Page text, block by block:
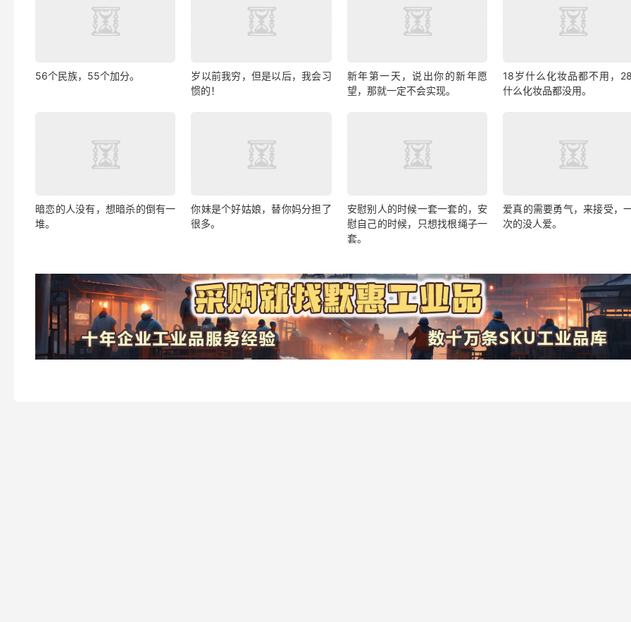
56个民族，55个加分。
岁以前我穷，但是以后，我会习
惯的！
新年第一天，说出你的新年愿
望，那就一定不会实现。
18岁什么化妆品都不用，
什么化妆品都没用。
暗恋的人没有，想暗杀的倒有一
堆。
你妹是个好姑娘，替你妈分担了
很多。
安慰别人的时候一套一套的，安
慰自己的时候，只想找根绳子一
套。
爱真的需要勇气，来接受，
次的没人爱。